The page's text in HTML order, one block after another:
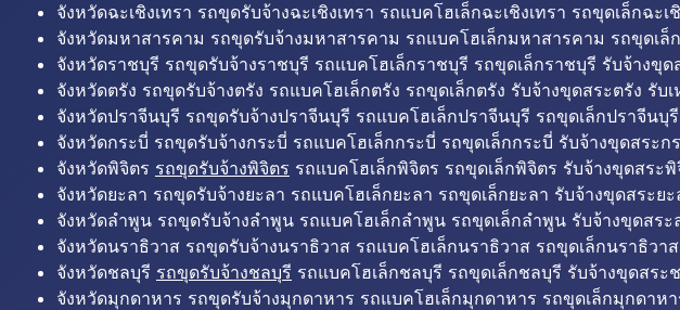
จังหวัดฉะเชิงเทรา รถขุดรับจ้างฉะเชิงเทรา รถแบคโฮเล็กฉะเชิงเทรา รถขุดเล็กฉะ
จังหวัดมหาสารคาม รถขุดรับจ้างมหาสารคาม รถแบคโฮเล็กมหาสารคาม รถขุดเ
จังหวัดราชบุรี รถขุดรับจ้างราชบุรี รถแบคโฮเล็กราชบุรี รถขุดเล็กราชบุรี รับจ้างขุ
จังหวัดตรัง รถขุดรับจ้างตรัง รถแบคโฮเล็กตรัง รถขุดเล็กตรัง รับจ้างขุดสระตรัง รับ
จังหวัดปราจีนบุรี รถขุดรับจ้างปราจีนบุรี รถแบคโฮเล็กปราจีนบุรี รถขุดเล็กปราจีน
จังหวัดกระบี่ รถขุดรับจ้างกระบี่ รถแบคโฮเล็กกระบี่ รถขุดเล็กกระบี่ รับจ้างขุดสระก
จังหวัดพิจิตร รถขุดรับจ้างพิจิตร รถแบคโฮเล็กพิจิตร รถขุดเล็กพิจิตร รับจ้างขุดสระ
จังหวัดยะลา รถขุดรับจ้างยะลา รถแบคโฮเล็กยะลา รถขุดเล็กยะลา รับจ้างขุดสระย
จังหวัดลำพูน รถขุดรับจ้างลำพูน รถแบคโฮเล็กลำพูน รถขุดเล็กลำพูน รับจ้างขุดสร
จังหวัดนราธิวาส รถขุดรับจ้างนราธิวาส รถแบคโฮเล็กนราธิวาส รถขุดเล็กนราธิว
จังหวัดชลบุรี รถขุดรับจ้างชลบุรี รถแบคโฮเล็กชลบุรี รถขุดเล็กชลบุรี รับจ้างขุดสร
จังหวัดมุกดาหาร รถขุดรับจ้างมุกดาหาร รถแบคโฮเล็กมุกดาหาร รถขุดเล็กมุกดา